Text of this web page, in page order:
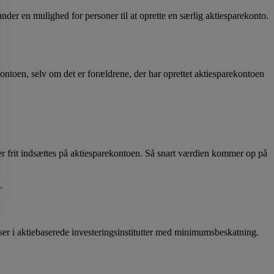
en mulighed for personer til at oprette en særlig aktiesparekonto.
selv om det er forældrene, der har oprettet aktiesparekontoen
indsættes på aktiesparekontoen. Så snart værdien kommer op på
i aktiebaserede investeringsinstitutter med minimumsbeskatning.